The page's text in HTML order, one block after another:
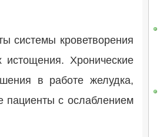
системы кроветворения
истощения. Хронические
в работе желудка,
пациенты с ослаблением